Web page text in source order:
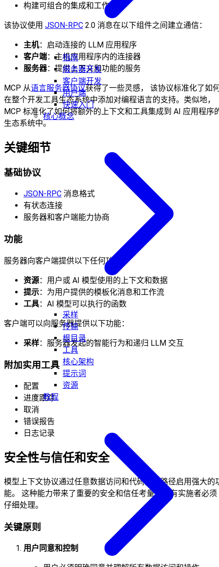
指南
服务器开发
客户端开发
用户端
快速入门
核心概念
采样
传输
根目录
工具
核心架构
提示词
资源
教程
构建可组合的集成和工作流
该协议使用 JSON-RPC 2.0 消息在以下组件之间建立通信：
主机：启动连接的 LLM 应用程序
客户端：主机应用程序内的连接器
服务器：提供上下文和功能的服务
MCP 从语言服务器协议获得了一些灵感， 该协议标准化了如
在整个开发工具生态系统中添加对编程语言的支持。类似地，
MCP 标准化了如何将额外的上下文和工具集成到 AI 应用程序
生态系统中。
关键细节
基础协议
JSON-RPC 消息格式
有状态连接
服务器和客户端能力协商
功能
服务器向客户端提供以下任何功能：
资源：用户或 AI 模型使用的上下文和数据
提示：为用户提供的模板化消息和工作流
工具：AI 模型可以执行的函数
客户端可以向服务器提供以下功能：
采样：服务器发起的智能行为和递归 LLM 交互
附加实用工具
配置
进度跟踪
取消
错误报告
日志记录
安全性与信任和安全
模型上下文协议通过任意数据访问和代码执行路径启用强大的
能。 这种能力带来了重要的安全和信任考量，所有实施者必须
仔细处理。
关键原则
用户同意和控制